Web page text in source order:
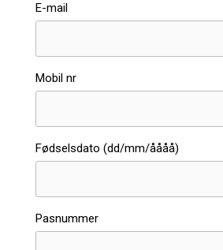
E-mail
Mobil nr
Fødselsdato (dd/mm/åååå)
Pasnummer